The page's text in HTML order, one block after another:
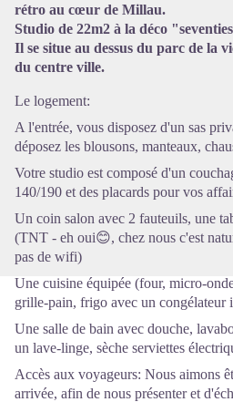
rétro au cœur de Millau.
Studio de 22m2 à la déco
Il se situe au dessus du parc de la
du centre ville.
Le logement:
A l'entrée, vous disposez d'un sas
déposez les blousons, manteaux,
Votre studio est composé d'un
140/190 et des placards pour vos
Un coin salon avec 2 fauteuils, une
(TNT - eh oui😊, chez nous c'est
pas de wifi)
Une cuisine équipée (four, micro-
grille-pain, frigo avec un congélateur
Une salle de bain avec douche,
un lave-linge, sèche serviettes
Accès aux voyageurs: Nous aimons
arrivée, afin de nous présenter et